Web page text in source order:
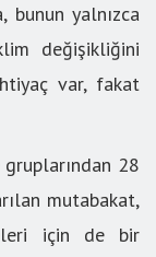
bunun yalnızca
değişikliğini
var, fakat
28
mutabakat,
için de bir